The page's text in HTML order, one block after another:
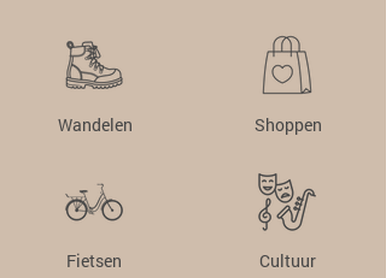
Wandelen
Fietsen
Shoppen
Cultuur